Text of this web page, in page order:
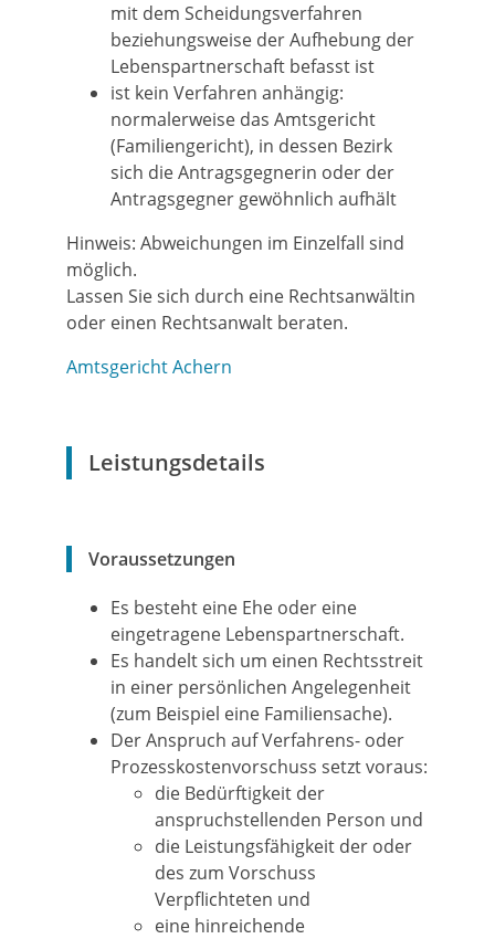
mit dem Scheidungsverfahren
beziehungsweise der Aufhebung der
Lebenspartnerschaft befasst ist
ist kein Verfahren anhängig:
normalerweise das Amtsgericht
(Familiengericht), in dessen Bezirk
sich die Antragsgegnerin oder der
Antragsgegner gewöhnlich aufhält
Hinweis: Abweichungen im Einzelfall sind
möglich.
Lassen Sie sich durch eine Rechtsanwältin
oder einen Rechtsanwalt beraten.
Amtsgericht Achern
Leistungsdetails
Voraussetzungen
Es besteht eine Ehe oder eine
eingetragene Lebenspartnerschaft.
Es handelt sich um einen Rechtsstreit
in einer persönlichen Angelegenheit
(zum Beispiel eine Familiensache).
Der Anspruch auf Verfahrens- oder
Prozesskostenvorschuss setzt voraus:
die Bedürftigkeit der
anspruchstellenden Person und
die Leistungsfähigkeit der oder
des zum Vorschuss
Verpflichteten und
eine hinreichende